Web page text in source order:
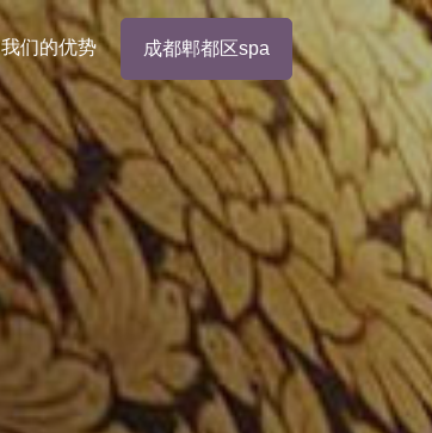
我们的优势 成都郫都区spa